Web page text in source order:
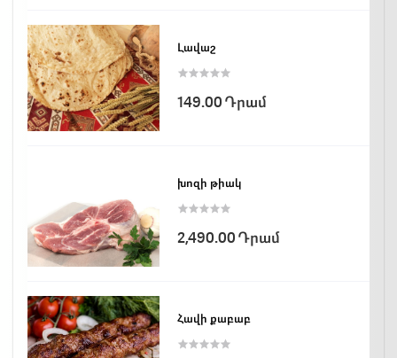
Լավաշ
149.00 Դրամ
խոզի թիակ
2,490.00 Դրամ
Հավի քաբաբ